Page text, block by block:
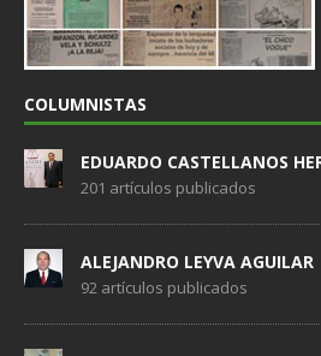
COLUMNISTAS
EDUARDO CASTELLANOS
201 artículos publicados
ALEJANDRO LEYVA AGUILAR
92 artículos publicados